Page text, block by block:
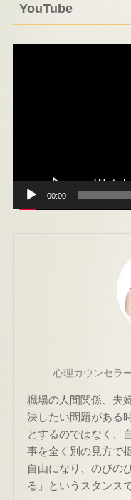
YouTube
00:00
心理カウンセラ
職場の人間関係、夫
決したい問題がある
とするのではなく、
事を全く別の見方で
自由になり、のびの
る」というスタンス